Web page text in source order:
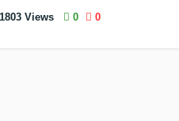
1803 Views 0 0